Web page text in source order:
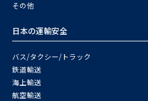
その他
日本の運輸安全
バス/タクシー/トラック
鉄道輸送
海上輸送
航空輸送